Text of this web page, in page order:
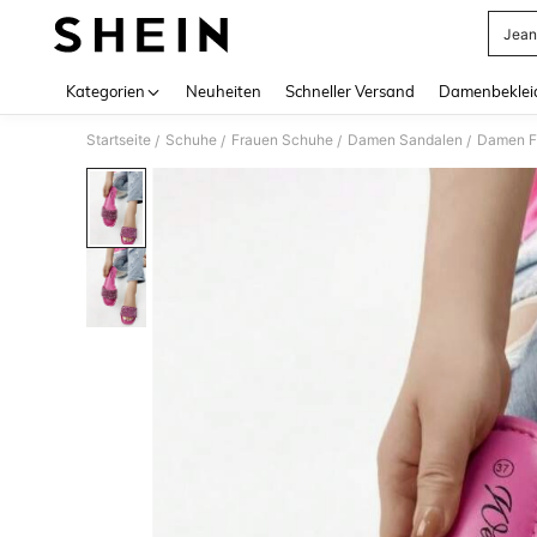
Kategorien Neuheiten Schneller Versand
Startseite / Schuhe / Frauen Schuhe / Damen Sandalen / Damen